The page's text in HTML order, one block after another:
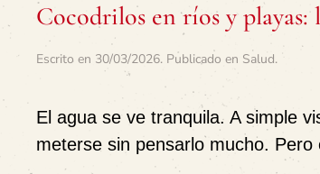
Cocodrilos en ríos y playas:
Escrito en 30/03/2026. Publicado en Salud.
El agua se ve tranquila. A simple
meterse sin pensarlo mucho.